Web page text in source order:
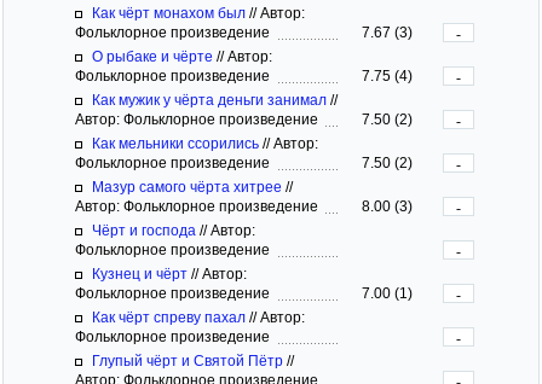
Как чёрт монахом был //Автор:
Фольклорное произведение
7.67 (3)
-
О рыбаке и чёрте //Автор:
Фольклорное произведение
7.75 (4)
-
Как мужик у чёрта деньги занимал //
Автор: Фольклорное произведение
7.50 (2)
-
Как мельники ссорились //Автор:
Фольклорное произведение
7.50 (2)
-
Мазур самого чёрта хитрее //
Автор: Фольклорное произведение
8.00 (3)
-
Чёрт и господа //Автор:
Фольклорное произведение
-
Кузнец и чёрт //Автор:
Фольклорное произведение
7.00 (1)
-
Как чёрт спреву пахал //Автор:
Фольклорное произведение
-
Глупый чёрт и Святой Пётр //
Автор: Фольклорное произведение